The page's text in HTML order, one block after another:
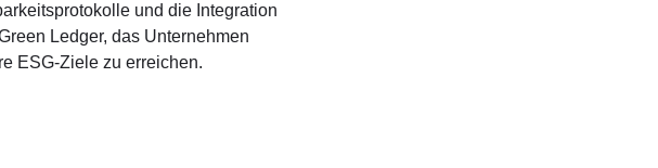
und die Integration
Ledger, das Unternehmen
ESG-Ziele zu erreichen.